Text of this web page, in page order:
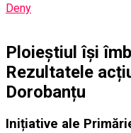
Deny
Ploieștiul își
Rezultatele
Dorobanțu
Inițiative ale